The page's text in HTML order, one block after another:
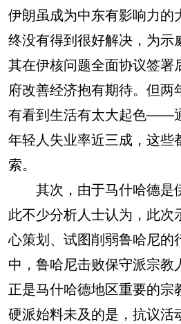
伊朗虽成为中东有影响力的
终没有得到很好解决，为示
其在伊核问题全面协议签署
府改善经济抱有期待。但
有看到生活有太大起色——
年轻人失业率近三成，这些
索。
其次，由于马什哈德是
此不少分析人士认为，此次
心策划、试图削弱鲁哈尼的
中，鲁哈尼击败保守派宗教
正是马什哈德地区重要的宗
硬派始料未及的是，抗议活